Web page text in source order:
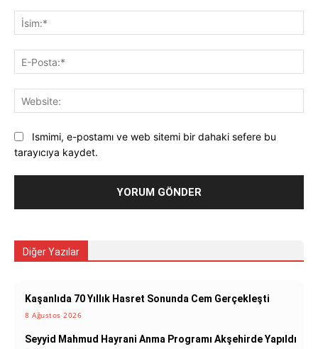
Ismimi, e-postamı ve web sitemi bir dahaki sefere bu
tarayıcıya kaydet.
Diğer Yazılar
Kaşanlıda 70 Yıllık Hasret Sonunda Cem Gerçekleşti
8 Ağustos 2026
Seyyid Mahmud Hayrani Anma Programı Akşehirde Yapıldı